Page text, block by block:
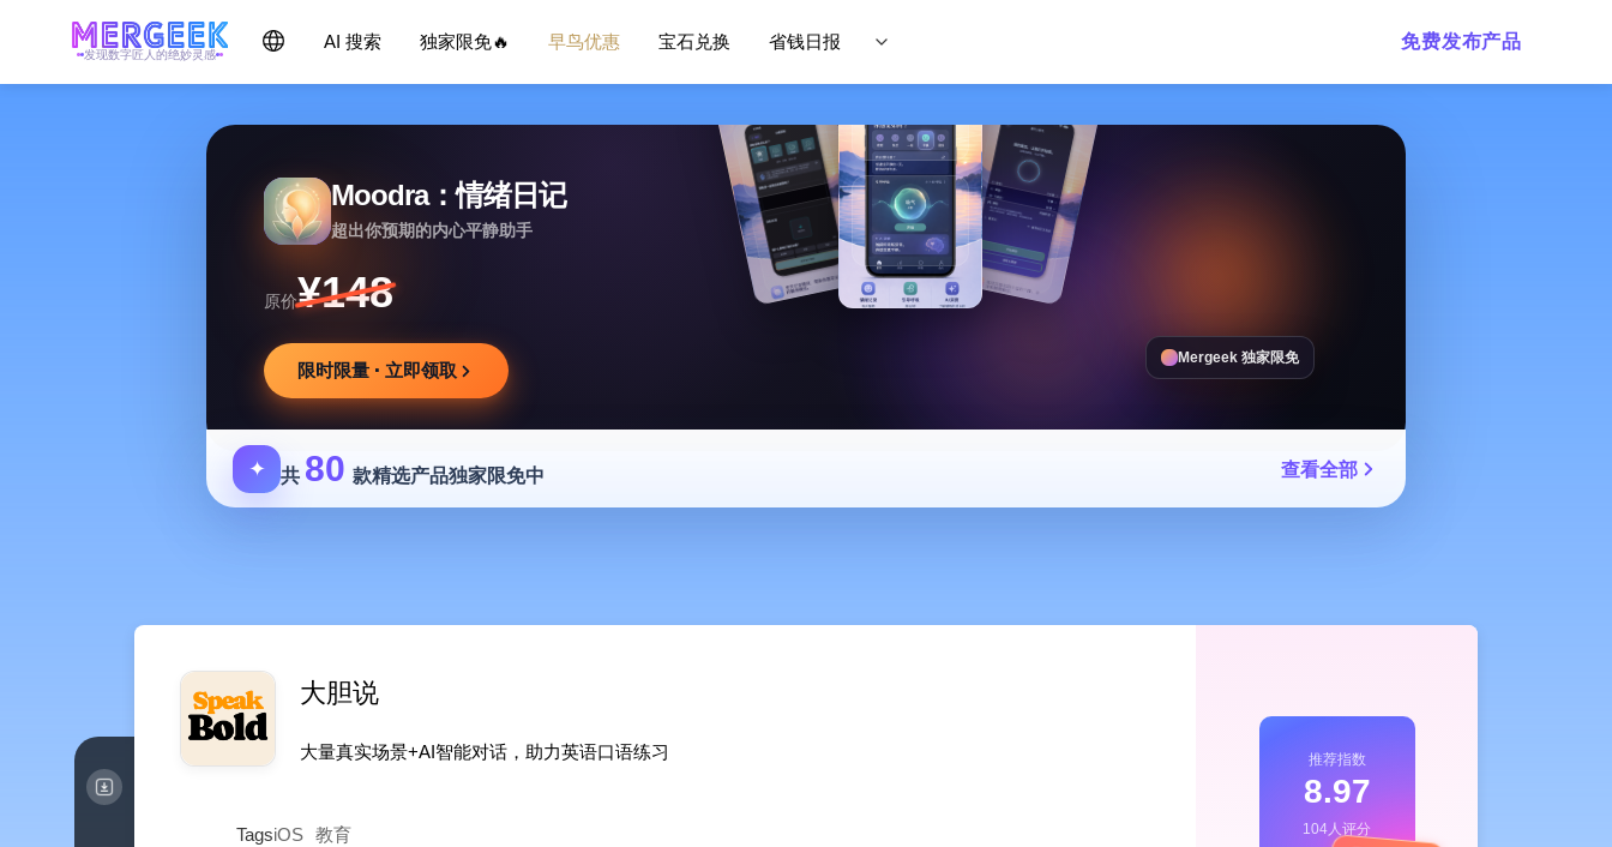
发现数字匠人的绝妙灵感
AI 搜索 独家限免🔥 早鸟优惠 宝石兑换 省钱日报 免费发布产品
Moodra：情绪日记
超出你预期的内心平静助手
原价¥148
限时限量 · 立即领取
Mergeek 独家限免
✦ 共 80 款精选产品独家限免中 查看全部
大胆说
大量真实场景+AI智能对话，助力英语口语练习
TagsiOS 教育
推荐指数
8.97
104人评分